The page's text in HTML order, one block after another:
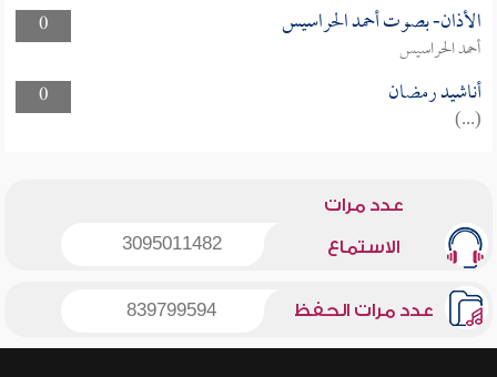
0
الأذان- بصوت أحمد الحراسيس
أحمد الحراسيس
0
أناشيد رمضان
(...)
عدد مرات
الاستماع 3095011482
عدد مرات الحفظ 839799594